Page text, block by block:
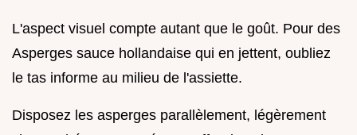
L'aspect visuel compte autant que le goût. Pour des
Asperges sauce hollandaise qui en jettent, oubliez
le tas informe au milieu de l'assiette.
Disposez les asperges parallèlement, légèrement